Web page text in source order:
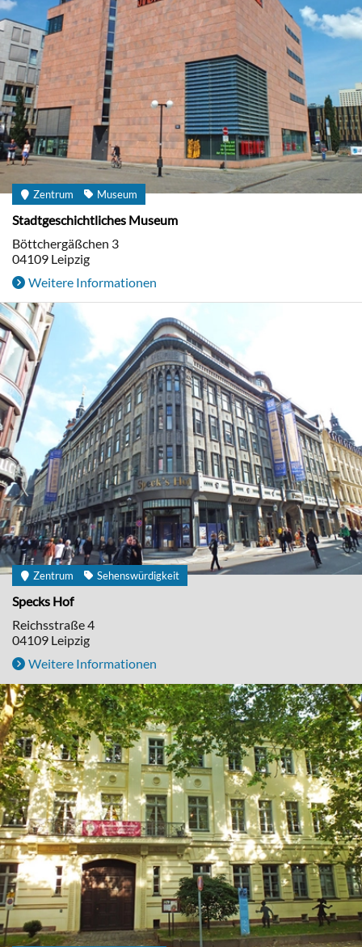
Zentrum Museum
Stadtgeschichtliches Museum
Böttchergäßchen 3
04109 Leipzig
Weitere Informationen
Zentrum Sehenswürdigkeit
Specks Hof
Reichsstraße 4
04109 Leipzig
Weitere Informationen